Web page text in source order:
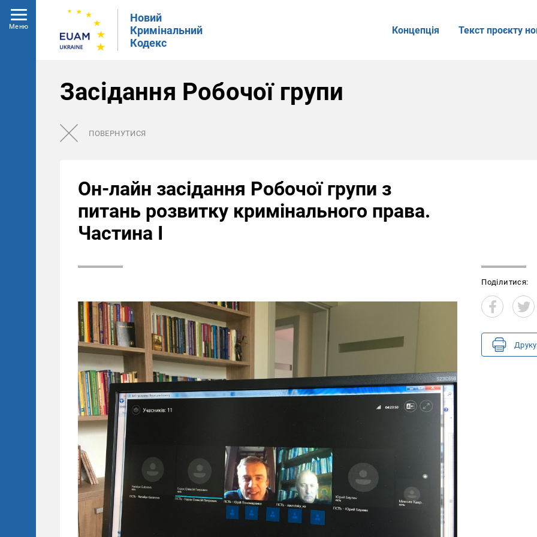
Новий
Кримінальний
Кодекс
Концепція Текст проєкту
Засідання Робочої групи
ПОВЕРНУТИСЯ
Он-лайн засідання Робочої групи з
питань розвитку кримінального права.
Частина І
Поділитися:
Меню